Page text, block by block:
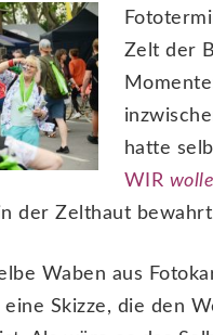
Zelt der
hatte
WIR
der Zelthaut
Waben aus
Skizze, die den